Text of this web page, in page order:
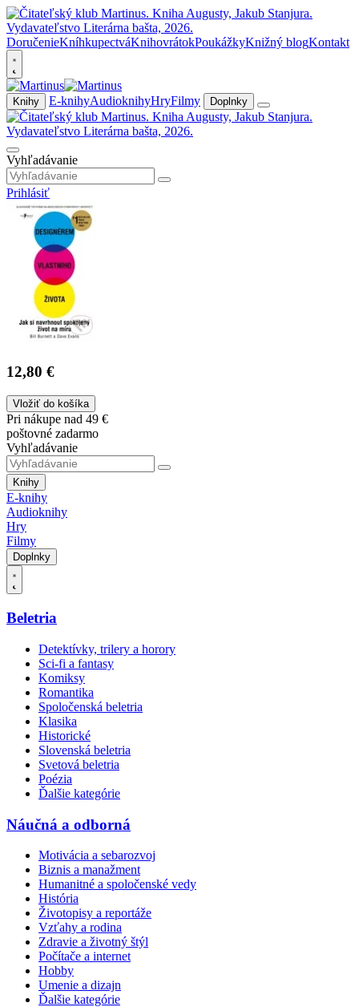
DoručenieKníhkupectváKnihovrátokPoukážkyKnižný blogKontakt
Knihy E-knihyAudioknihyHryFilmy Doplnky
Vyhľadávanie
Prihlásiť
12,80 €
Vložiť do košíka
Pri nákupe nad 49 €
poštovné zadarmo
Vyhľadávanie
Knihy
E-knihy
Audioknihy
Hry
Filmy
Doplnky
Beletria
Detektívky, trilery a horory
Sci-fi a fantasy
Komiksy
Romantika
Spoločenská beletria
Klasika
Historické
Slovenská beletria
Svetová beletria
Poézia
Ďalšie kategórie
Náučná a odborná
Motivácia a sebarozvoj
Biznis a manažment
Humanitné a spoločenské vedy
História
Životopisy a reportáže
Vzťahy a rodina
Zdravie a životný štýl
Počítače a internet
Hobby
Umenie a dizajn
Ďalšie kategórie